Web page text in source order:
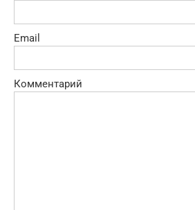
Email
Комментарий